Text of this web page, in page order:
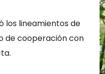
los lineamientos de
de cooperación con